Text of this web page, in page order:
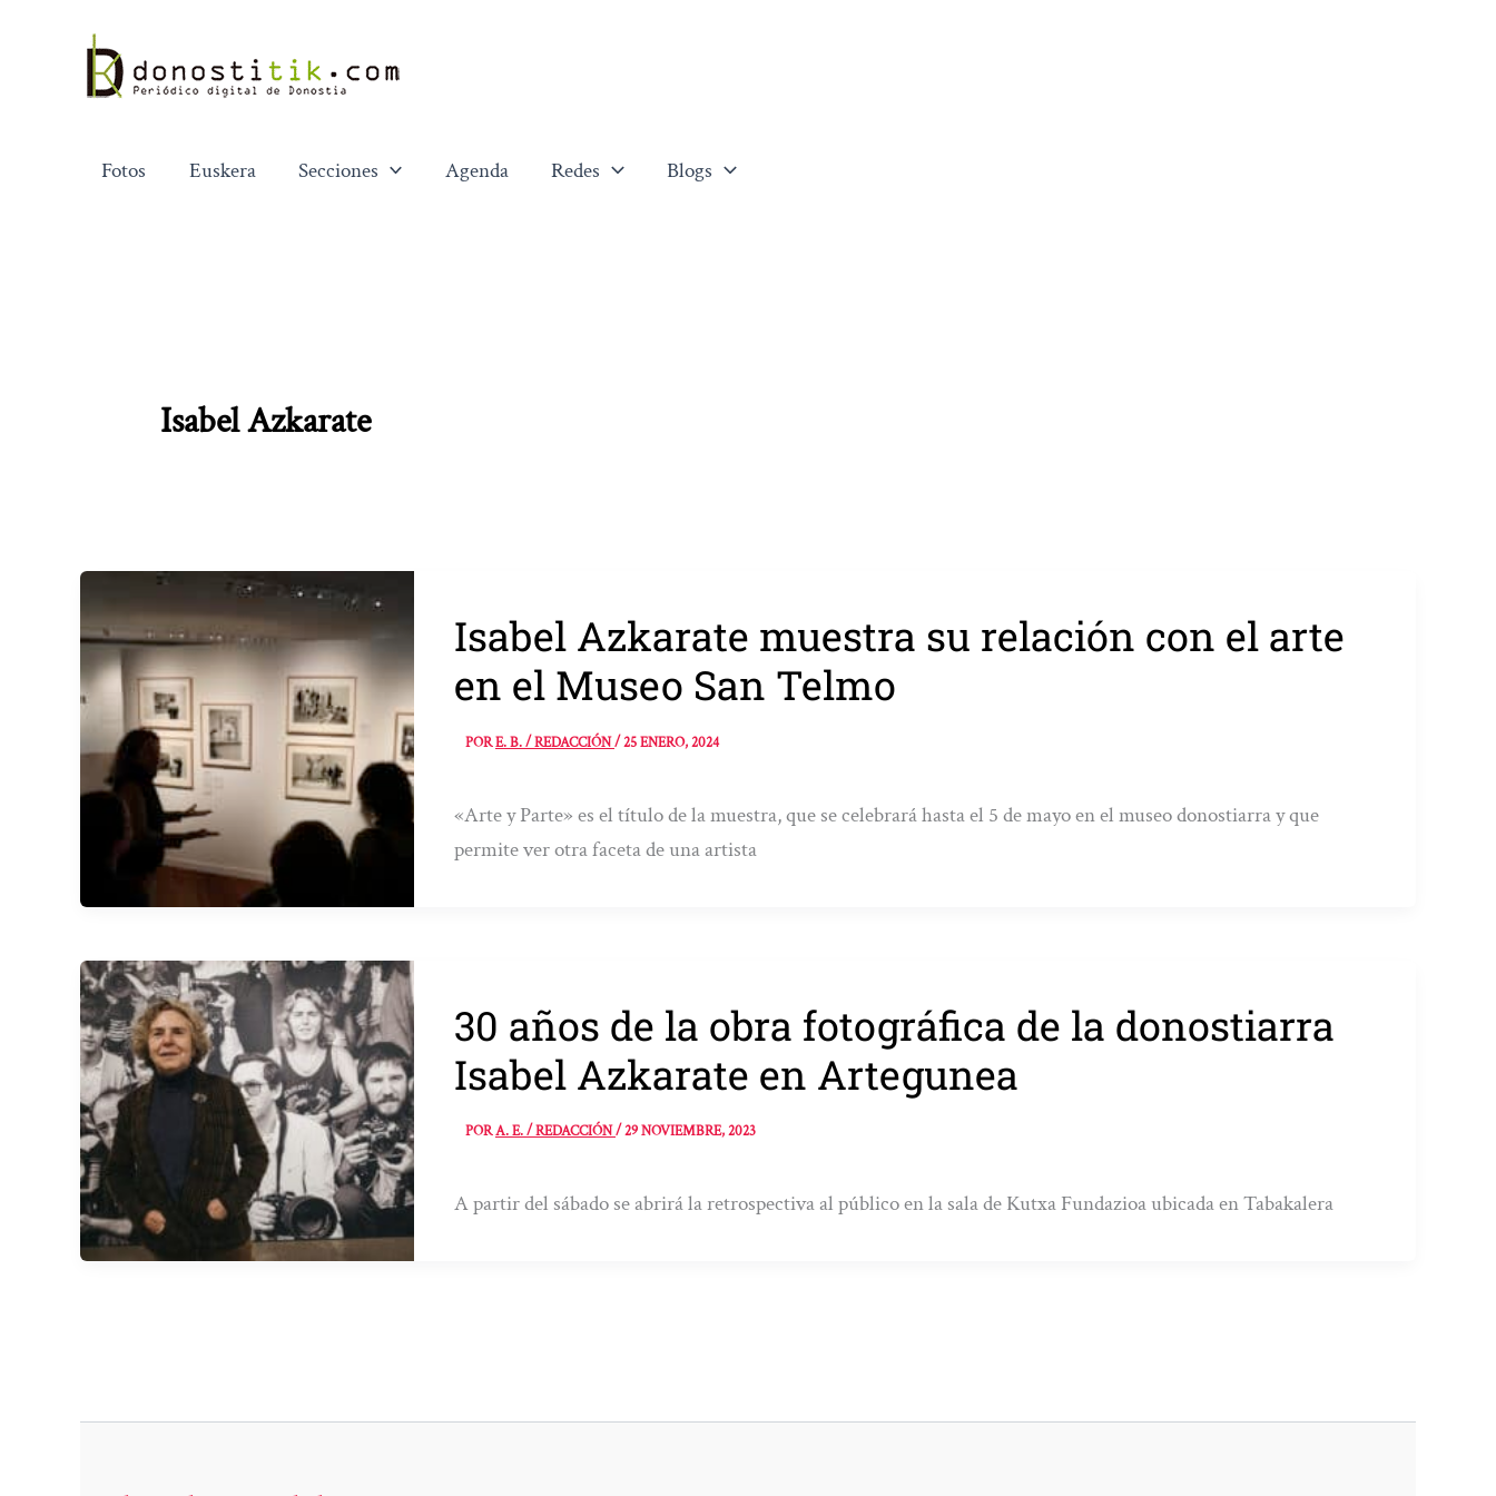
contenido
Fotos Euskera Secciones Agenda Redes Blogs
Isabel Azkarate
Isabel Azkarate muestra su relación con el arte
en el Museo San Telmo
PORE. B. / REDACCIÓN/25 ENERO, 2024
«Arte y Parte» es el título de la muestra, que se celebrará hasta el 5 de mayo en el museo donostiarra y que
permite ver otra faceta de una artista
30 años de la obra fotográfica de la donostiarra
Isabel Azkarate en Artegunea
PORA. E. / REDACCIÓN/29 NOVIEMBRE, 2023
A partir del sábado se abrirá la retrospectiva al público en la sala de Kutxa Fundazioa ubicada en Tabakalera